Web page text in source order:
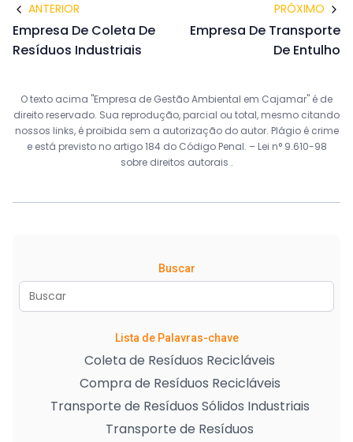
ANTERIOR
Empresa De Coleta De
Resíduos Industriais
PRÓXIMO
Empresa De Transporte
De Entulho
O texto acima "Empresa de Gestão Ambiental em Cajamar" é de
direito reservado. Sua reprodução, parcial ou total, mesmo citando
nossos links, é proibida sem a autorização do autor. Plágio é crime
e está previsto no artigo 184 do Código Penal. – Lei n° 9.610-98
sobre direitos autorais .
Buscar
Lista de Palavras-chave
Coleta de Resíduos Recicláveis
Compra de Resíduos Recicláveis
Transporte de Resíduos Sólidos Industriais
Transporte de Resíduos